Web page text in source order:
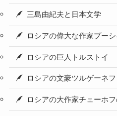
三島由紀夫と日本文学
ロシアの偉大な作家プー
ロシアの巨人トルストイ
ロシアの文豪ツルゲーネフ
ロシアの大作家チェーホ